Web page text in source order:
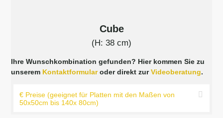
Cube
(H: 38 cm)
Ihre Wunschkombination gefunden? Hier kommen Sie zu
unserem Kontaktformularoder direkt zurVideoberatung.
€ Preise (geeignet für Platten mit den Maßen von
50x50cm bis 140x 80cm)